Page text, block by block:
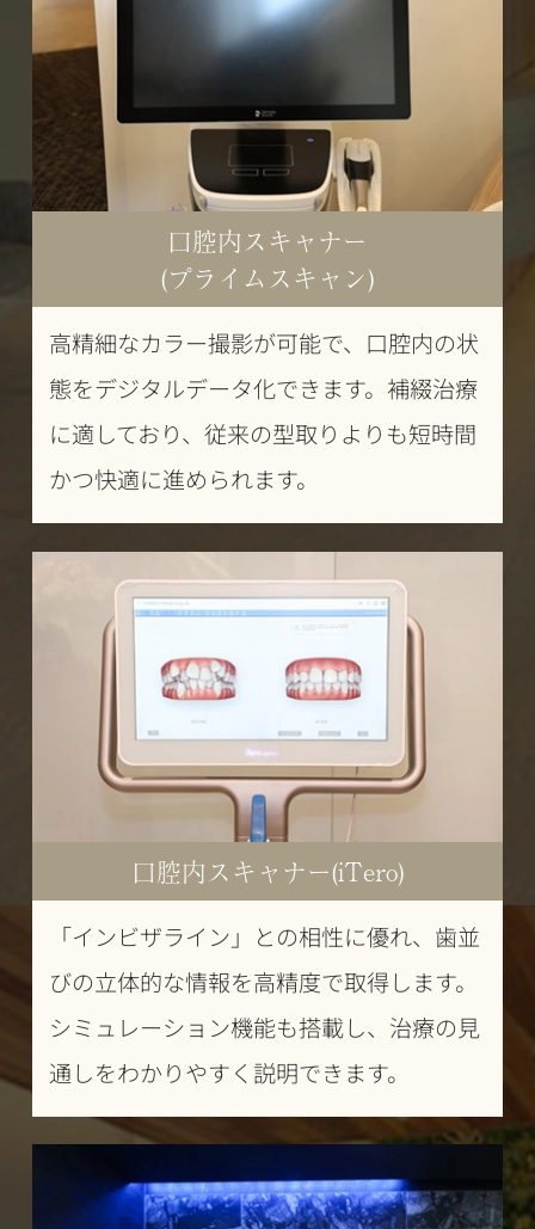
口腔内スキャナー
(プライムスキャン)
高精細なカラー撮影が可能で、口腔内の状
態をデジタルデータ化できます。補綴治療
に適しており、従来の型取りよりも短時間
かつ快適に進められます。
口腔内スキャナー(iTero)
「インビザライン」との相性に優れ、歯並
びの立体的な情報を高精度で取得します。
シミュレーション機能も搭載し、治療の見
通しをわかりやすく説明できます。